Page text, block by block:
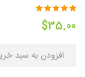
$35.00
افزودن به سبد